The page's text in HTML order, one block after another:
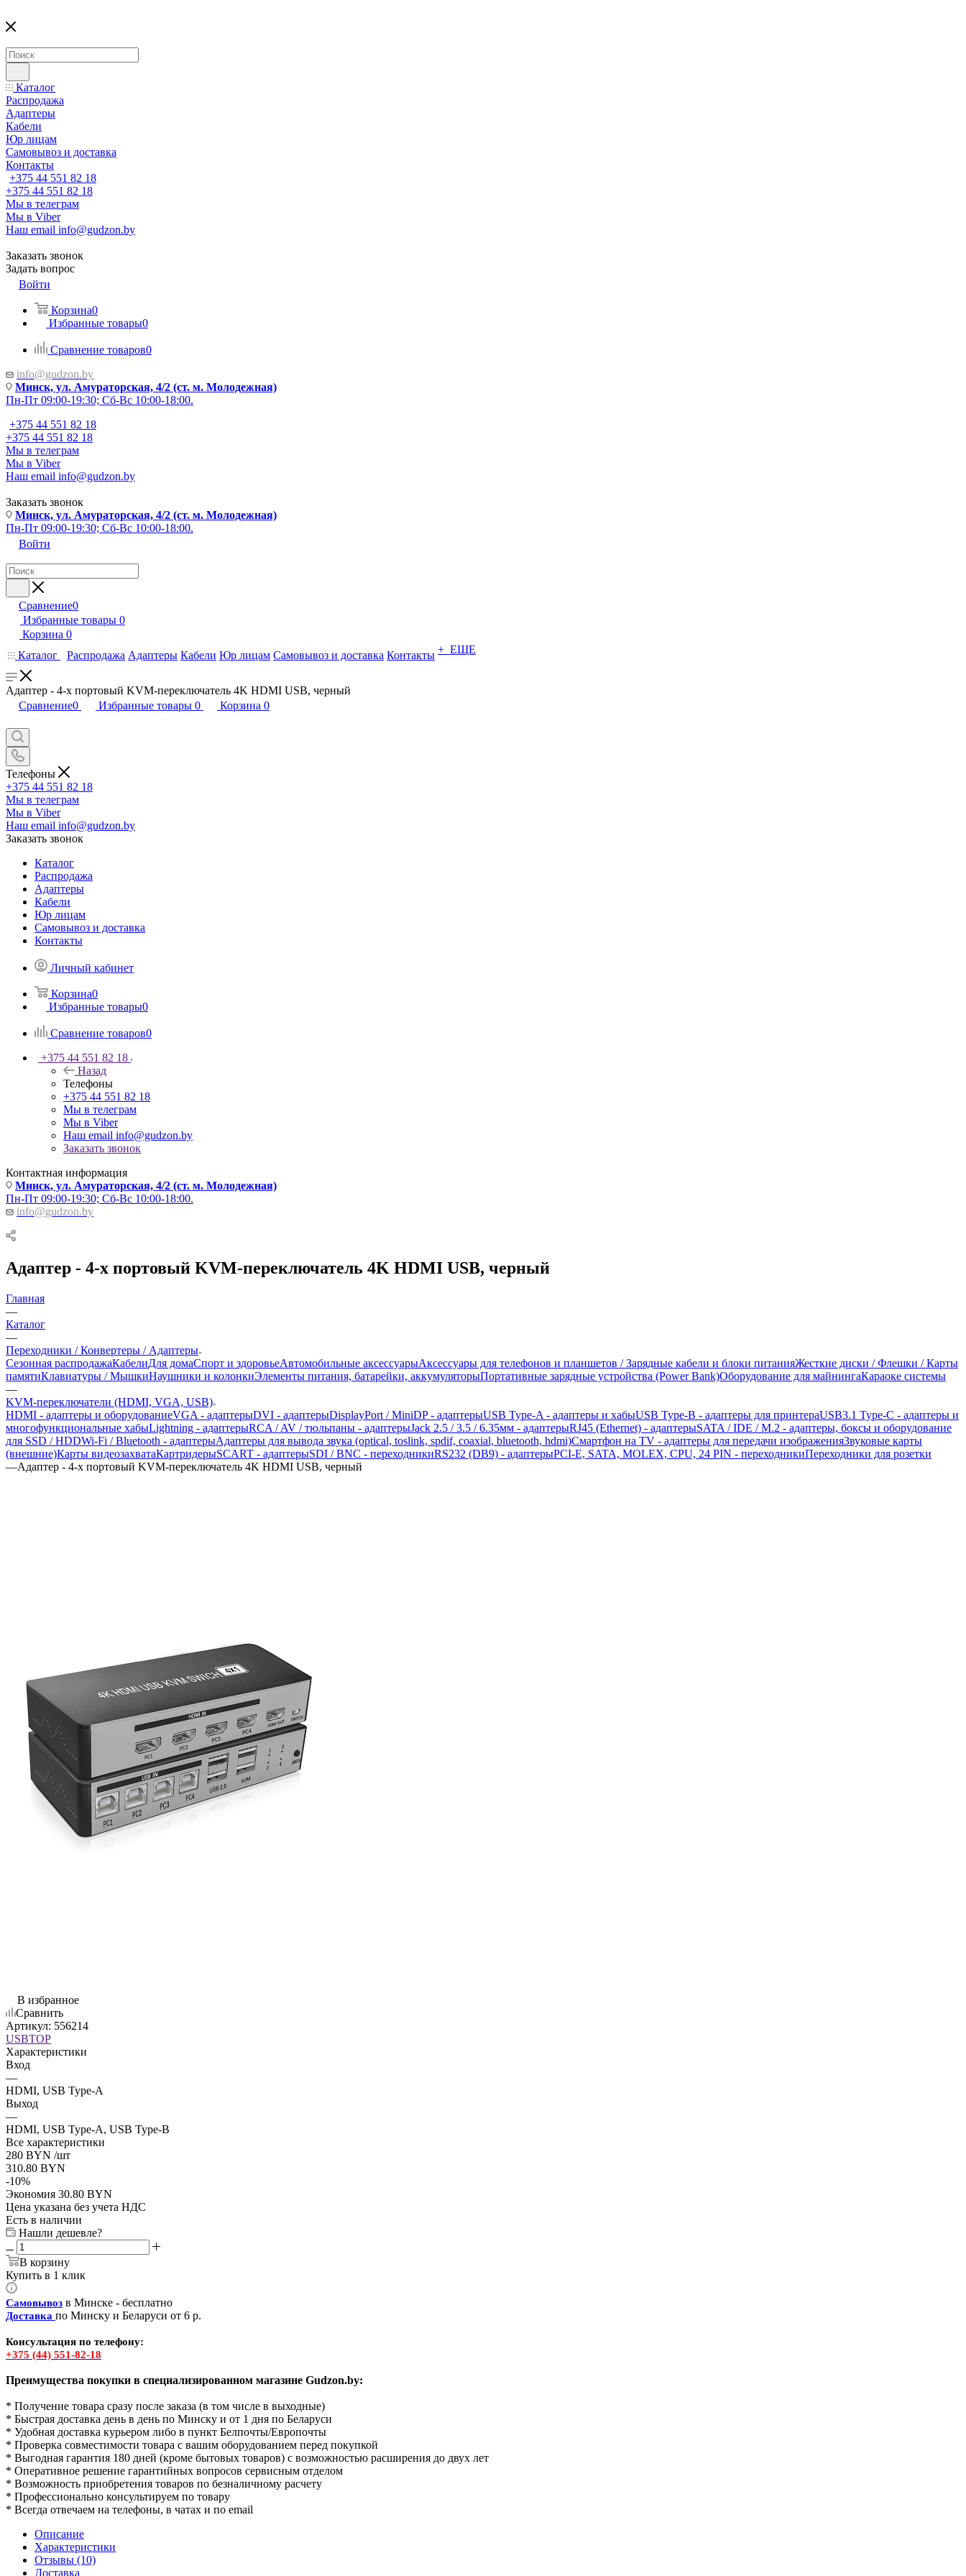
Каталог
Распродажа
Адаптеры
Кабели
Юр лицам
Самовывоз и доставка
Контакты
+375 44 551 82 18
+375 44 551 82 18
Мы в телеграм
Мы в Viber
Наш email info@gudzon.by
Заказать звонок
Задать вопрос
Войти
Корзина0
Избранные товары0
Сравнение товаров0
info@gudzon.by
Минск, ул. Амураторская, 4/2 (ст. м. Молодежная)
Пн-Пт 09:00-19:30; Сб-Вс 10:00-18:00.
+375 44 551 82 18
+375 44 551 82 18
Мы в телеграм
Мы в Viber
Наш email info@gudzon.by
Заказать звонок
Минск, ул. Амураторская, 4/2 (ст. м. Молодежная)
Пн-Пт 09:00-19:30; Сб-Вс 10:00-18:00.
Войти
Сравнение0
Избранные товары 0
Корзина 0
Каталог
Распродажа Адаптеры Кабели Юр лицам Самовывоз и доставка Контакты + ЕЩЕ
Адаптер - 4-х портовый KVM-переключатель 4K HDMI USB, черный
Сравнение0 Избранные товары 0 Корзина 0
Телефоны
+375 44 551 82 18
Мы в телеграм
Мы в Viber
Наш email info@gudzon.by
Заказать звонок
Каталог
Распродажа
Адаптеры
Кабели
Юр лицам
Самовывоз и доставка
Контакты
Личный кабинет
Корзина0
Избранные товары0
Сравнение товаров0
+375 44 551 82 18
Назад
Телефоны
+375 44 551 82 18
Мы в телеграм
Мы в Viber
Наш email info@gudzon.by
Заказать звонок
Контактная информация
Минск, ул. Амураторская, 4/2 (ст. м. Молодежная)
Пн-Пт 09:00-19:30; Сб-Вс 10:00-18:00.
info@gudzon.by
Адаптер - 4-х портовый KVM-переключатель 4K HDMI USB, черный
Главная
—
Каталог
—
Переходники / Конвертеры / Адаптеры
Сезонная распродажаКабелиДля домаСпорт и здоровьеАвтомобильные аксессуарыАксессуары для телефонов и планшетов / Зарядные кабели и блоки питанияЖесткие диски / Флешки / Карты
памятиКлавиатуры / МышкиНаушники и колонкиЭлементы питания, батарейки, аккумуляторыПортативные зарядные устройства (Power Bank)Оборудование для майнингаКараоке системы
—
KVM-переключатели (HDMI, VGA, USB)
HDMI - адаптеры и оборудованиеVGA - адаптерыDVI - адаптерыDisplayPort / MiniDP - адаптерыUSB Type-A - адаптеры и хабыUSB Type-B - адаптеры для принтераUSB3.1 Type-C - адаптеры и
многофункциональные хабыLightning - адаптерыRCA / AV / тюльпаны - адаптерыJack 2.5 / 3.5 / 6.35мм - адаптерыRJ45 (Ethernet) - адаптерыSATA / IDE / M.2 - адаптеры, боксы и оборудование
для SSD / HDDWi-Fi / Bluetooth - адаптерыАдаптеры для вывода звука (optical, toslink, spdif, coaxial, bluetooth, hdmi)Смартфон на TV - адаптеры для передачи изображенияЗвуковые карты
(внешние)Карты видеозахватаКартридерыSCART - адаптерыSDI / BNC - переходникиRS232 (DB9) - адаптерыPCI-E, SATA, MOLEX, CPU, 24 PIN - переходникиПереходники для розетки
—Адаптер - 4-х портовый KVM-переключатель 4K HDMI USB, черный
В избранное
Сравнить
Артикул: 556214
USBTOP
Характеристики
Вход
—
HDMI, USB Type-A
Выход
—
HDMI, USB Type-A, USB Type-B
Все характеристики
280 BYN /шт
310.80 BYN
-10%
Экономия 30.80 BYN
Цена указана без учета НДС
Есть в наличии
Нашли дешевле?
В корзину
Купить в 1 клик
Самовывоз в Минске - бесплатно
Доставка по Минску и Беларуси от 6 р.
Консультация по телефону:
+375 (44) 551-82-18
Преимущества покупки в специализированном магазине Gudzon.by:
* Получение товара сразу после заказа (в том числе в выходные)
* Быстрая доставка день в день по Минску и от 1 дня по Беларуси
* Удобная доставка курьером либо в пункт Белпочты/Европочты
* Проверка совместимости товара с вашим оборудованием перед покупкой
* Выгодная гарантия 180 дней (кроме бытовых товаров) с возможностью расширения до двух лет
* Оперативное решение гарантийных вопросов сервисным отделом
* Возможность приобретения товаров по безналичному расчету
* Профессионально консультируем по товару
* Всегда отвечаем на телефоны, в чатах и по email
Описание
Характеристики
Отзывы (10)
Доставка